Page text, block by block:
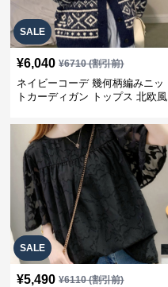
SALE
¥6,040 ¥6710(割引前)
ネイビーコーデ 幾何柄編みニッ
トカーディガン トップス 北欧風
SALE
¥5,490 ¥6110(割引前)